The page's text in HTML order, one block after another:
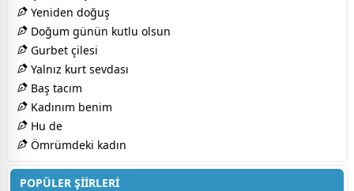
Yeniden doğuş
Doğum günün kutlu olsun
Gurbet çilesi
Yalnız kurt sevdası
Baş tacım
Kadınım benim
Hu de
Ömrümdeki kadın
POPÜLER ŞİİRLERİ